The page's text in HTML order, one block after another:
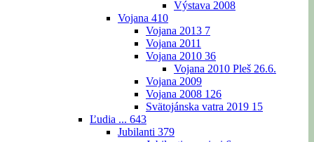
Výstava 2008
Vojana 410
Vojana 2013 7
Vojana 2011
Vojana 2010 36
Vojana 2010 Pleš 26.6.
Vojana 2009
Vojana 2008 126
Svätojánska vatra 2019 15
Ľudia ... 643
Jubilanti 379